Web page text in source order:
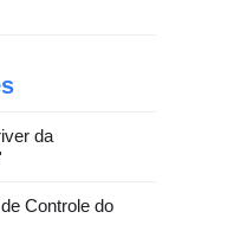
da
Controle do